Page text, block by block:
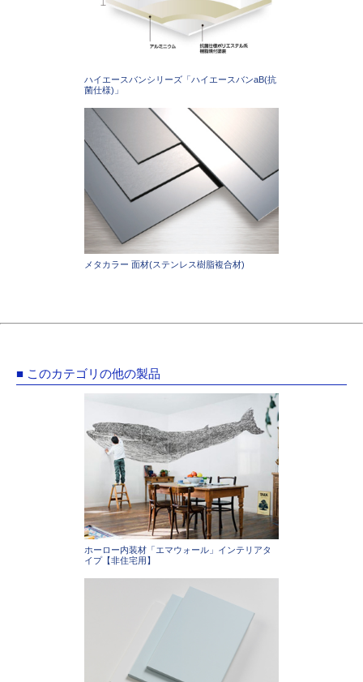
ハイエースバンシリーズ「ハイエースバンaB(抗
菌仕様)」
メタカラー 面材(ステンレス樹脂複合材)
■ このカテゴリの他の製品
ホーロー内装材「エマウォール」インテリアタ
イプ【非住宅用】